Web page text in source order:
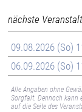
nächste
09.08.2026 (So)
06.09.2026 (So)
Alle Angaben ohne
Sorgfalt. Dennoch kann
auf die Seite des